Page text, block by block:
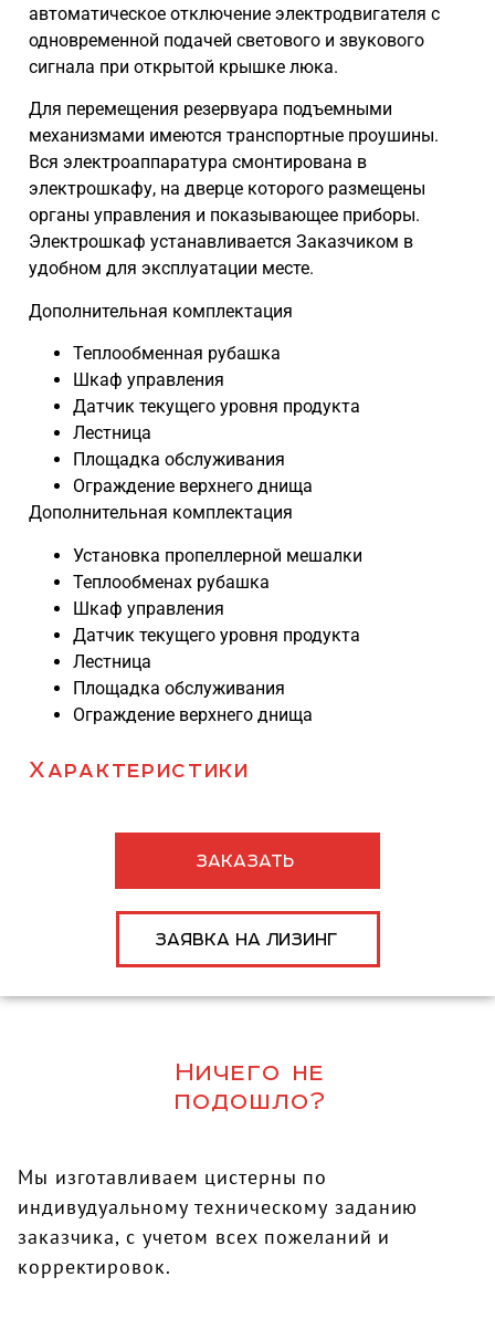
автоматическое отключение электродвигателя с
одновременной подачей светового и звукового
сигнала при открытой крышке люка.
Для перемещения резервуара подъемными
механизмами имеются транспортные проушины.
Вся электроаппаратура смонтирована в
электрошкафу, на дверце которого размещены
органы управления и показывающее приборы.
Электрошкаф устанавливается Заказчиком в
удобном для эксплуатации месте.
Дополнительная комплектация
Теплообменная рубашка
Шкаф управления
Датчик текущего уровня продукта
Лестница
Площадка обслуживания
Ограждение верхнего днища
Дополнительная комплектация
Установка пропеллерной мешалки
Теплообменах рубашка
Шкаф управления
Датчик текущего уровня продукта
Лестница
Площадка обслуживания
Ограждение верхнего днища
Характеристики
ЗАКАЗАТЬ
ЗАЯВКА НА ЛИЗИНГ
Ничего не
подошло?
Мы изготавливаем цистерны по
индивудуальному техническому заданию
заказчика, с учетом всех пожеланий и
корректировок.